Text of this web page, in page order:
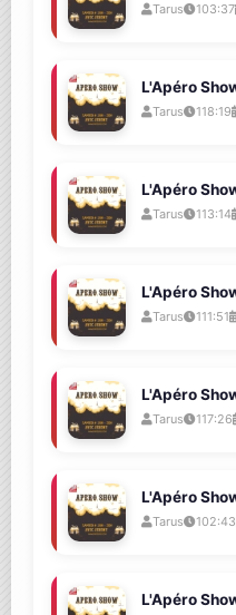
Tarus 103:37
Tarus 118:19
Tarus 113:14
Tarus 111:51
Tarus 117:26
Tarus 102:43